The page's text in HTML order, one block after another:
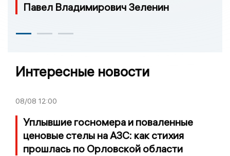
Павел Владимирович Зеленин
Интересные новости
08/08 12:00
Уплывшие госномера и поваленные
ценовые стелы на АЗС: как стихия
прошлась по Орловской области